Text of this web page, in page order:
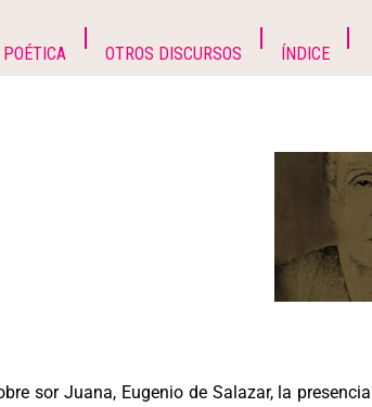
POÉTICA OTROS DISCURSOS ÍNDICE
sor Juana, Eugenio de Salazar, la presencia